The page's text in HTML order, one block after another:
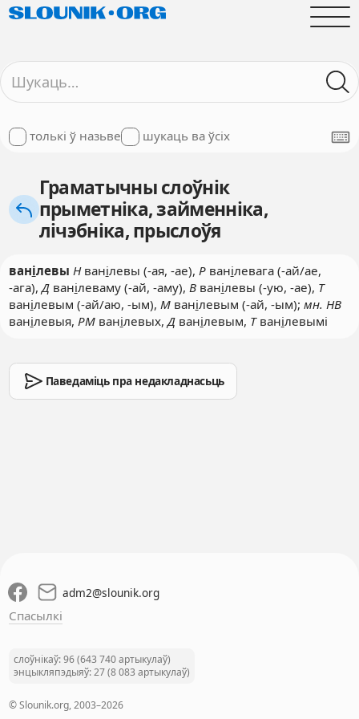
толькі ў назьве шукаць ва ўсіх
Граматычны слоўнік
прыметніка, займенніка,
лічэбніка, прыслоўя
ванілевы Нванілевы (-ая, -ае), Рванілевага (-ай/ае,
-ага),Дванілеваму (-ай, -аму), Вванілевы (-ую, -ае), Т
ванілевым (-ай/аю, -ым), Мванілевым (-ай, -ым); мн. НВ
ванілевыя, РМванілевых,Дванілевым, Тванілевымі
Паведаміць пра недакладнасьць
adm2@slounik.org
Спасылкі
слоўнікаў: 96 (643 740 артыкулаў)
энцыкляпэдыяў: 27 (8 083 артыкулаў)
© Slounik.org, 2003–2026